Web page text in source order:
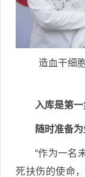
造血干细
入库是第
随时准备
“作为一名
死扶伤的使命